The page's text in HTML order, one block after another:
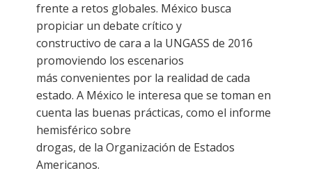
frente a retos globales. México busca
propiciar un debate crítico y
constructivo de cara a la UNGASS de 2016
promoviendo los escenarios
más convenientes por la realidad de cada
estado. A México le interesa que se toman en
cuenta las buenas prácticas, como el informe
hemisférico sobre
drogas, de la Organización de Estados
Americanos.